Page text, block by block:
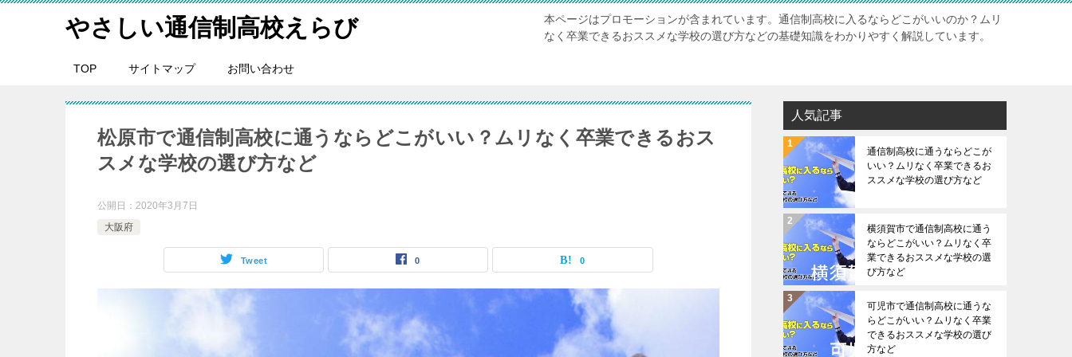
やさしい通信制高校えらび
本ページはプロモーションが含まれています。通信制高校に入るならどこがいいのか？ムリ
なく卒業できるおススメな学校の選び方などの基礎知識をわかりやすく解説しています。
TOP サイトマップ お問い合わせ
松原市で通信制高校に通うならどこがいい？ムリなく卒業できるおス
スメな学校の選び方など
公開日： 2020年3月7日
大阪府
Tweet 0 0
人気記事
通信制高校に通うならどこが
いい？ムリなく卒業できるお
ススメな学校の選び方など
横須賀市で通信制高校に通う
ならどこがいい？ムリなく卒
業できるおススメな学校の選
び方など
可児市で通信制高校に通うな
らどこがいい？ムリなく卒業
できるおススメな学校の選び
方など